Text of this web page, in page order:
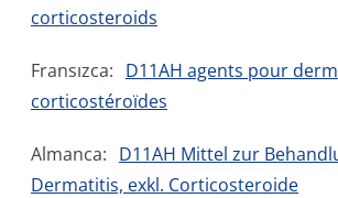
corticosteroids
Fransızca: D11AH agents pour
corticostéroïdes
Almanca: D11AH Mittel zur
Dermatitis, exkl. Corticosteroide